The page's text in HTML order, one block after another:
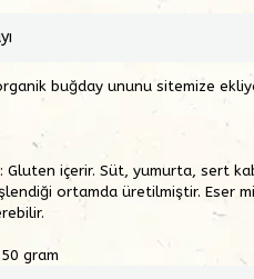
buğday ununu sitemize
Gluten içerir. Süt, yumurta, sert
ortamda üretilmiştir. Eser
gram